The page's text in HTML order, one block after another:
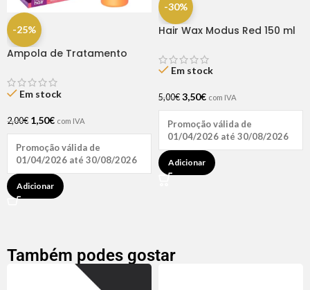
-25%
Ampola de Tratamento
Hair (1 UNIDADE)
Em stock
2,00€ 1,50€ com IVA
Promoção válida de
01/04/2026 até 30/08/2026
Adicionar
-30%
Hair Wax Modus Red 150 ml
Em stock
5,00€ 3,50€ com IVA
Promoção válida de
01/04/2026 até 30/08/2026
Adicionar
Também podes gostar